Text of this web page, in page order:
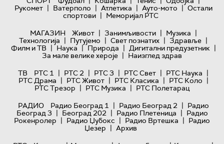
Рукомет | Ватерполо | Атлетика | Ауто-мото | Остали
спортови | Меморијал РТС
МАГАЗИН
Живот | Занимљивости | Музика |
Технологијa | Путујемо | Свет познатих | Здравље |
Филм и ТВ | Наука | Природа | Дигитални предузетник |
За мале велике хероје | Наизглед здрав
ТВ
РТС 1 | РТС 2 | РТС 3 | РТС Свет | РТС Наука |
РТС Драма | РТС Живот | РТС Класика | РТС Коло |
РТС Трезор | РТС Музика | РТС Полетарац
РАДИО
Радио Београд 1 | Радио Београд 2 | Радио
Београд 3 | Београд 202 | Радио Плетеница | Радио
Рокенролер | Радио Џубокс | Радио Вртешка | Радио
Џезер | Архив